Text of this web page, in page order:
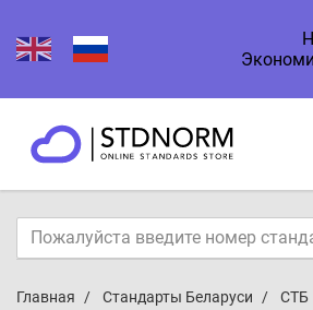
Главная Стандарты Беларуси
СТБ